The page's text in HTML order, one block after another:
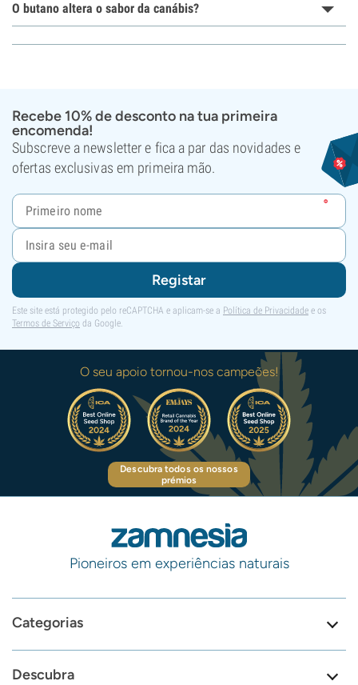
O butano altera o sabor da canábis?
Recebe 10% de desconto na tua primeira
encomenda!
Subscreve a newsletter e fica a par das novidades e
ofertas exclusivas em primeira mão.
Registar
Este site está protegido pelo reCAPTCHA e aplicam-se a Política de Privacidade e os
Termos de Serviço da Google.
O seu apoio tornou-nos campeões!
Descubra todos os nossos
prémios
Pioneiros em experiências naturais
Categorias
Descubra